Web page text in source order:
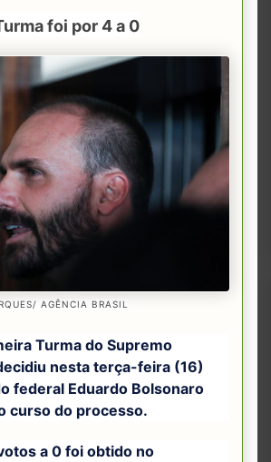
foi por 4 a 0
AGÊNCIA BRASIL
Turma do Supremo
nesta terça-feira (16)
federal Eduardo Bolsonaro
curso do processo.
a 0 foi obtido no